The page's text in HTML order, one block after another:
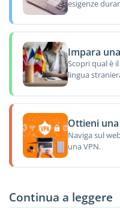
esigenze
Impara
Scopri qual è
lingua
Ottieni una
Naviga sul
una VPN.
Continua a leggere